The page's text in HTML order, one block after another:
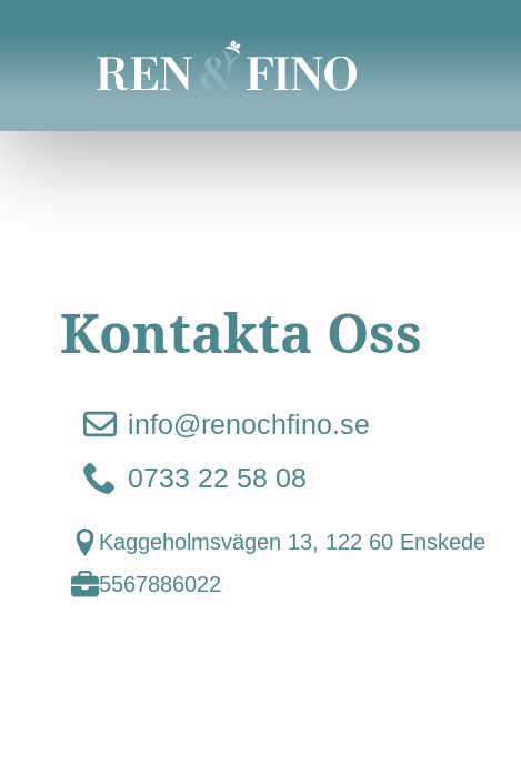
Kontakta Oss
info@renochfino.se
0733 22 58 08
Kagg eholmsvägen 13, 122 60 Enskede
5567886022